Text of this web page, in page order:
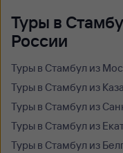
Туры в
России
Туры в Стамбул из
Туры в Стамбул из
Туры в Стамбул из
Туры в Стамбул из
Туры в Стамбул из